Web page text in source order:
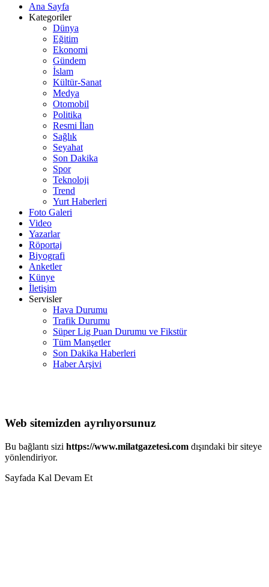
Ana Sayfa
Kategoriler
Dünya
Eğitim
Ekonomi
Gündem
İslam
Kültür-Sanat
Medya
Otomobil
Politika
Resmi İlan
Sağlık
Seyahat
Son Dakika
Spor
Teknoloji
Trend
Yurt Haberleri
Foto Galeri
Video
Yazarlar
Röportaj
Biyografi
Anketler
Künye
İletişim
Servisler
Hava Durumu
Trafik Durumu
Süper Lig Puan Durumu ve Fikstür
Tüm Manşetler
Son Dakika Haberleri
Haber Arşivi
Web sitemizden ayrılıyorsunuz
Bu bağlantı sizi https://www.milatgazetesi.com dışındaki bir siteye
yönlendiriyor.
Sayfada Kal Devam Et